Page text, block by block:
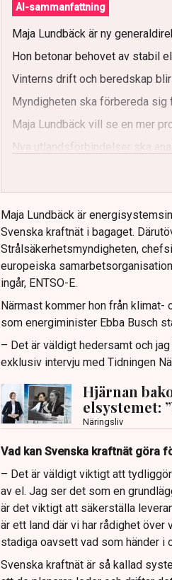
AI-sammanfattning
Maja Lundbäck är ny
Hon betonar behovet av stabil
Vinterns drift och beredskap
Myndigheten ska förbereda sig
Maja Lundbäck vill se en mer
Nya utlandsförbindelser ska
Maja Lundbäck är
Svenska kraftnät i bagaget.
Strålsäkerhetsmyndigheten,
europeiska
ingår, ENTSO-E.
Närmast kommer hon från klimat-
som energiminister Ebba Busch
– Det är väldigt hedersamt och
exklusiv intervju med Tidningen
Hjärnan
elsystemet:
Näringsliv
Vad kan Svenska kraftnät göra
– Det är väldigt viktigt att
av el. Jag ser det som en
är det viktigt att säkerställa
är ett land där vi har rådighet
stadiga oavsett vad som händer i
Svenska kraftnät är så kallad